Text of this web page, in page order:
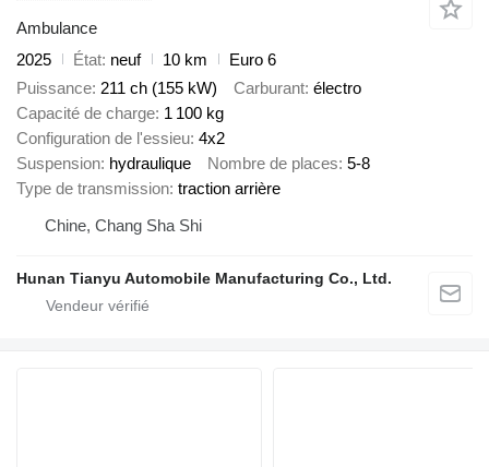
Ambulance
2025
État neuf 10 km
Euro 6
Puissance 211 ch (155 kW) Carburant électro
Capacité de charge 1 100 kg
Configuration de l'essieu 4x2
Suspension hydraulique Nombre de places 5-8
Type de transmission traction arrière
Chine, Chang Sha Shi
Hunan Tianyu Automobile Manufacturing Co., Ltd.